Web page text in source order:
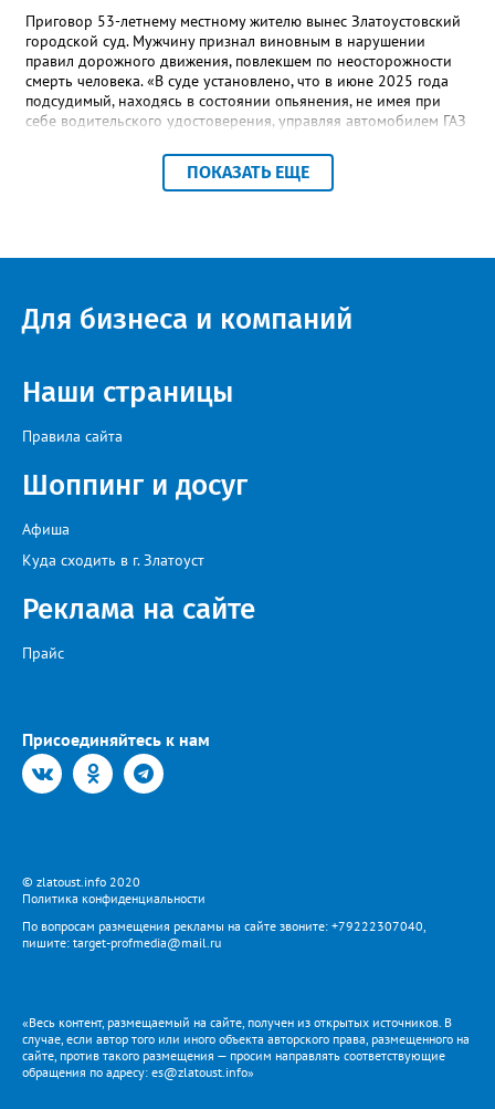
Приговор 53-летнему местному жителю вынес Златоустовский
городской суд. Мужчину признал виновным в нарушении
правил дорожного движения, повлекшем по неосторожности
смерть человека. «В суде установлено, что в июне 2025 года
подсудимый, находясь в состоянии опьянения, не имея при
себе водительского удостоверения, управляя автомобилем ГАЗ
части и наехал на дерево. В результате ДТП пассажир
автомобиля скончался в больнице от полученных травм», -
учётом позиции государственного обвинителя.
ПОКАЗАТЬ ЕЩЕ
Для бизнеса и компаний
Наши страницы
Правила сайта
Шоппинг и досуг
Афиша
Куда сходить в г. Златоуст
Реклама на сайте
Прайс
Присоединяйтесь к нам
© zlatoust.info 2020
Политика конфиденциальности
По вопросам размещения рекламы на сайте звоните: +79222307040,
пишите: target-profmedia@mail.ru
«Весь контент, размещаемый на сайте, получен из открытых источников. В
случае, если автор того или иного объекта авторского права, размещенного на
сайте, против такого размещения — просим направлять соответствующие
обращения по адресу: es@zlatoust.info»